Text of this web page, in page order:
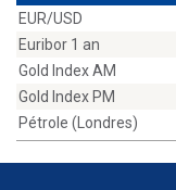
EUR/USD
Euribor 1 an
Gold Index AM
Gold Index PM
Pétrole (Londres)